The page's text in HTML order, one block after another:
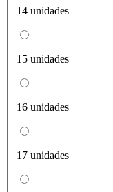
14 unidades
15 unidades
16 unidades
17 unidades